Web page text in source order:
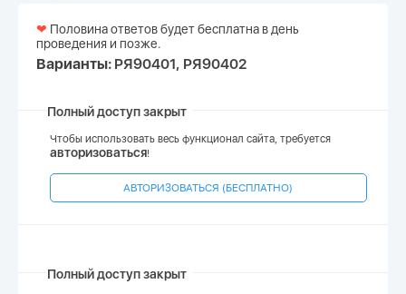
❤ Половина ответов будет бесплатна в день
проведения и позже.
Варианты: РЯ90401, РЯ90402
Полный доступ закрыт
Чтобы использовать весь функционал сайта, требуется
авторизоваться!
АВТОРИЗОВАТЬСЯ (БЕСПЛАТНО)
Полный доступ закрыт